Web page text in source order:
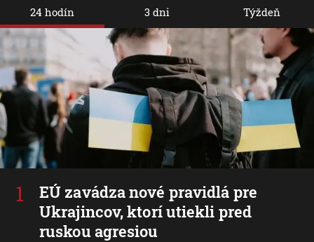
24 hodín
EÚ zavádza nové pravidlá pre
Ukrajincov, ktorí utiekli pred
ruskou agresiou
3 dni Týždeň